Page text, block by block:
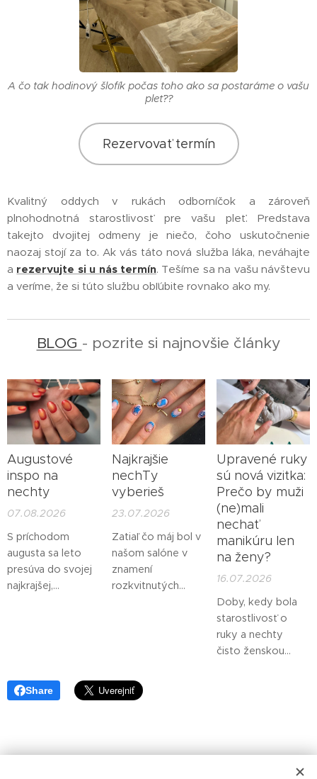
A čo tak hodinový šlofík počas toho ako sa postaráme o vašu
pleť??
Rezervovať termín
Kvalitný oddych v rukách odborníčok a zároveň
plnohodnotná starostlivosť pre vašu pleť. Predstava
takejto dvojitej odmeny je niečo, čoho uskutočnenie
naozaj stojí za to. Ak vás táto nová služba láka, neváhajte
a rezervujte si u nás termín. Tešíme sa na vašu návštevu
a veríme, že si túto službu obľúbite rovnako ako my.
BLOG - pozrite si najnovšie články
Augustové
inspo na
nechty
07.08.2026
S príchodom
augusta sa leto
presúva do svojej
najkrajšej,
posledné
dovolenkové
Najkrajšie
nechTy
vyberieš
23.07.2026
Zatiaľ čo máj bol v
našom salóne v
znamení
rozkvitnutých
a nespútanú
energiu. Slnečné
Upravené ruky
sú nová vizitka:
Prečo by muži
(ne)mali
nechať
manikúru len
na ženy?
16.07.2026
Doby, kedy bola
starostlivosť o
ruky a nechty
čisto ženskou
Share